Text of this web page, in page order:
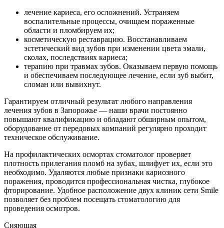
лечение кариеса, его осложнений. Устраняем
воспалительные процессы, очищаем пораженные
области и пломбируем их;
косметическую реставрацию. Восстанавливаем
эстетический вид зубов при изменении цвета эмали,
сколах, последствиях кариеса;
терапию при травмах зубов. Оказываем первую помощь
и обеспечиваем последующее лечение, если зуб выбит,
сломан или вывихнут.
Гарантируем отличный результат любого направления
лечения зубов в Запорожье — наши врачи постоянно
повышают квалификацию и обладают обширным опытом,
оборудование от передовых компаний регулярно проходит
техническое обслуживание.
На профилактических осмортах стоматолог проверяет
плотность прилегания пломб на зубах, шлифует их, если это
необходимо. Удаляются любые признаки кариозного
поражения, проводится профессиональная чистка, глубокое
фторирование. Удобное расположение двух клиник сети Smile
позволяет без проблем посещать стоматологию для
проведения осмотров.
Сияющая